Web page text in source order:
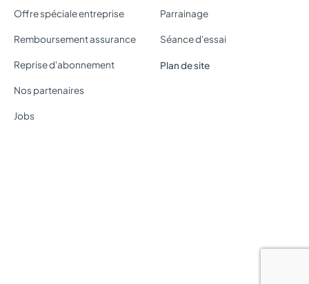
Offre spéciale entreprise
Remboursement assurance
Reprise d'abonnement
Nos partenaires
Jobs
Parrainage
Séance d'essai
Plan de site